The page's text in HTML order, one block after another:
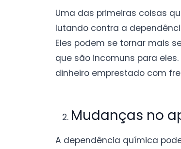
Uma das primeiras coisas
lutando contra a
Eles podem se tornar mais
que são incomuns para
dinheiro emprestado com
Mudanças no
A dependência química